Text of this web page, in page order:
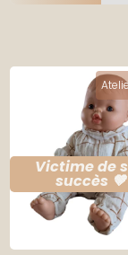
Victime de
succès 🤎